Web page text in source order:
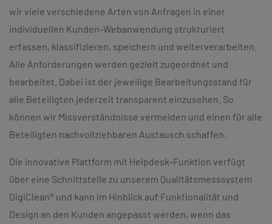
wir viele verschiedene Arten von Anfragen in einer
individuellen Kunden-Webanwendung strukturiert
erfassen, klassifizieren, speichern und weiterverarbeiten.
Alle Anforderungen werden gezielt zugeordnet und
bearbeitet. Dabei ist der jeweilige Bearbeitungsstand für
alle Beteiligten jederzeit transparent einzusehen. So
können wir Missverständnisse vermeiden und einen für alle
Beteiligten nachvollziehbaren Austausch schaffen.
Die innovative Plattform mit Helpdesk-Funktion verfügt
über eine Schnittstelle zu unserem Qualitätsmesssystem
DigiClean® und kann im Hinblick auf Funktionalität und
Design an den Kunden angepasst werden, wenn das